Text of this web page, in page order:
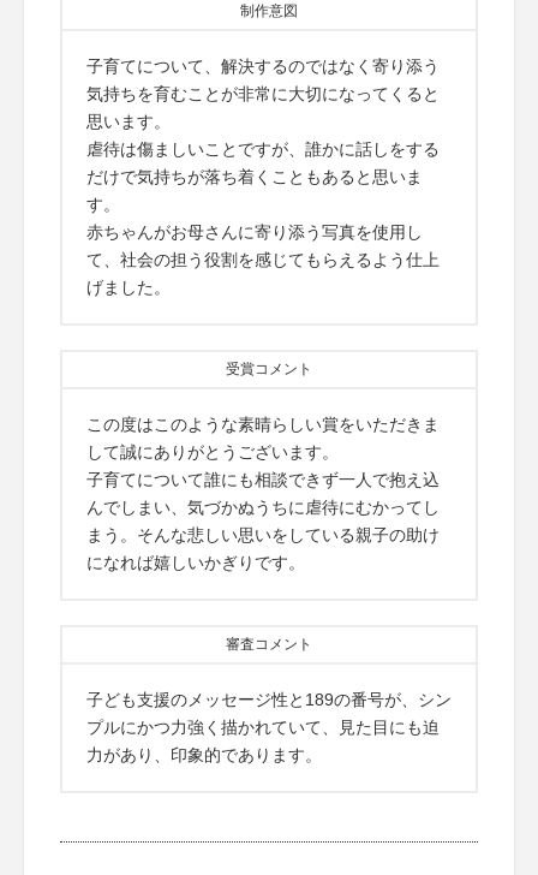
制作意図
子育てについて、解決するのではなく寄り添う
気持ちを育むことが非常に大切になってくると
思います。
虐待は傷ましいことですが、誰かに話しをする
だけで気持ちが落ち着くこともあると思いま
す。
赤ちゃんがお母さんに寄り添う写真を使用し
て、社会の担う役割を感じてもらえるよう仕上
げました。
受賞コメント
この度はこのような素晴らしい賞をいただきま
して誠にありがとうございます。
子育てについて誰にも相談できず一人で抱え込
んでしまい、気づかぬうちに虐待にむかってし
まう。そんな悲しい思いをしている親子の助け
になれば嬉しいかぎりです。
審査コメント
子ども支援のメッセージ性と189の番号が、シン
プルにかつ力強く描かれていて、見た目にも迫
力があり、印象的であります。